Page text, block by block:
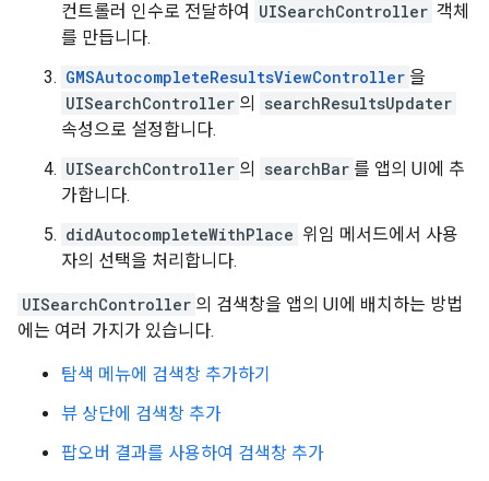
컨트롤러 인수로 전달하여
UISearchController 객체
를 만듭니다.
GMSAutocompleteResultsViewController 을
UISearchController 의
searchResultsUpdater
속성으로 설정합니다.
UISearchController 의 searchBar 를 앱의 UI에 추
가합니다.
didAutocompleteWithPlace 위임 메서드에서 사용
자의 선택을 처리합니다.
UISearchController 의 검색창을 앱의 UI에 배치하는 방법
에는 여러 가지가 있습니다.
탐색 메뉴에 검색창 추가하기
뷰 상단에 검색창 추가
팝오버 결과를 사용하여 검색창 추가